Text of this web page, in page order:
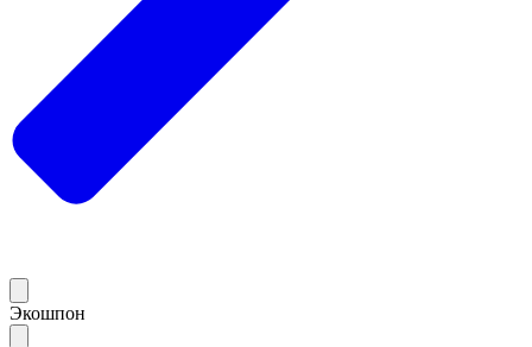
Экошпон